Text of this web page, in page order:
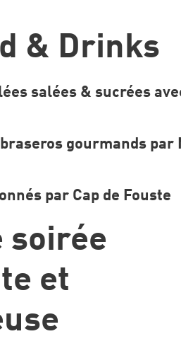
& Drinks
salées & sucrées
gourmands par
par Cap de Fouste
soirée
et